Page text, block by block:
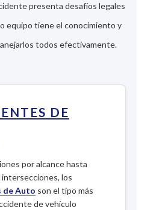
presenta desafíos legales
equipo tiene el conocimiento y
todos efectivamente.
DE
por alcance hasta
los
de Auto son el tipo más
de vehículo